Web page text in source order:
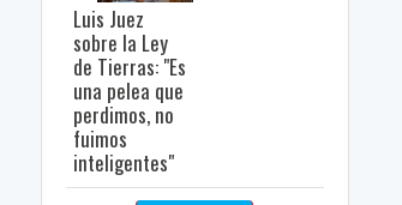
Luis Juez
sobre la Ley
de Tierras: "Es
una pelea que
perdimos, no
fuimos
inteligentes"